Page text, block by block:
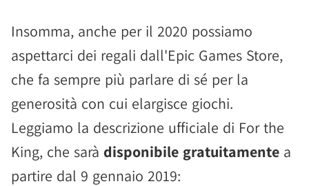
Insomma, anche per il 2020 possiamo
aspettarci dei regali dall'Epic Games Store,
che fa sempre più parlare di sé per la
generosità con cui elargisce giochi.
Leggiamo la descrizione ufficiale di For the
King, che sarà disponibile gratuitamente a
partire dal 9 gennaio 2019: